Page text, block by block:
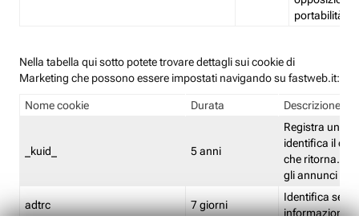
portabilità
Nella tabella qui sotto potete trovare dettagli sui cookie di
Marketing che possono essere impostati navigando su fastweb.it:
Nome cookie Durata Descrizione
_kuid_ 5 anni
Registra un ID
identifica il
che ritorna.
gli annunci
adtrc 7 giorni
Identifica se
informazioni